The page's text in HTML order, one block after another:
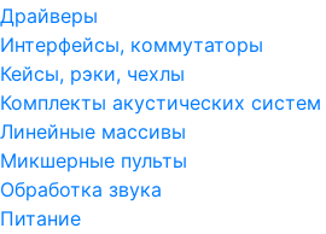
Драйверы
Интерфейсы, коммутаторы
Кейсы, рэки, чехлы
Комплекты акустических систем
Линейные массивы
Микшерные пульты
Обработка звука
Питание